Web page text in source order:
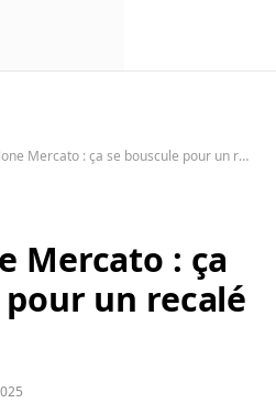
Mercato : ça se bouscule pour un recalé de Flick !
Mercato : ça
un recalé